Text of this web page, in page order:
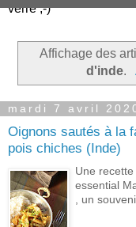
verre ;-)
Affichage des
d'inde.
mardi 7 avril
Oignons sautés à la
pois chiches (Inde)
Une
essential
, un